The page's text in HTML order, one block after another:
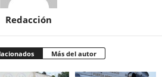
Redacción
Más del autor